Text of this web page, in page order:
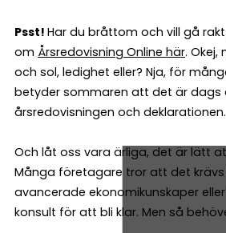
Psst! Har du bråttom och vill gå
om Årsredovisning Online här. Okej,
och sol, ledighet eller? Nja, för
betyder sommaren att det är
årsredovisningen och deklarationen.
Och låt oss vara ärliga, det är lätt
Många företagare tror att det
avancerade ekonomikunskaper
konsult för att bli klar. Men så